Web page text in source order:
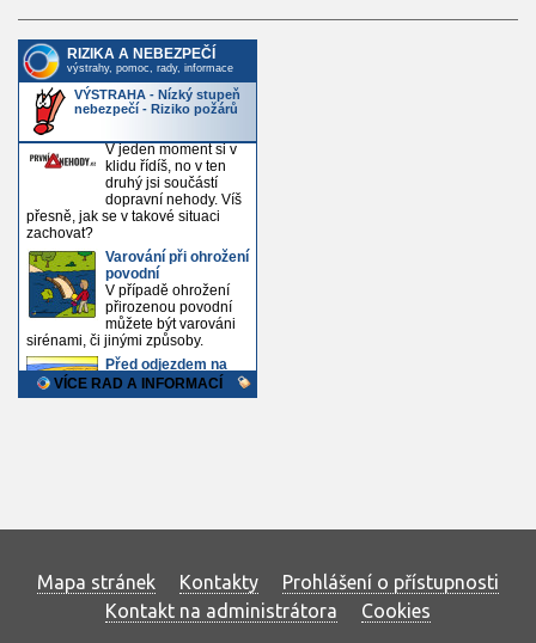
Mapa stránek Kontakty
Prohlášení o přístupnosti
Kontakt na administrátora
Cookies